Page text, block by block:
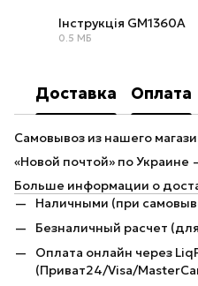
Інструкція GM1360A
0.5 МБ
Доставка Оплата
Самовывоз из нашего
«Новой почтой» по Украине
Больше информации о
Наличными (при
Безналичный расчет
Оплата онлайн через
(Приват24/Visa/